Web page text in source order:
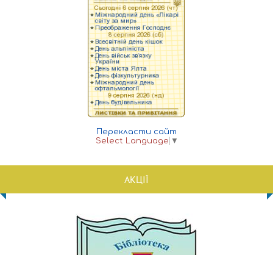
Перекласти сайт
Select Language ▼
АКЦІЇ